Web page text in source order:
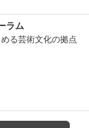
ラム
る芸術文化の拠点